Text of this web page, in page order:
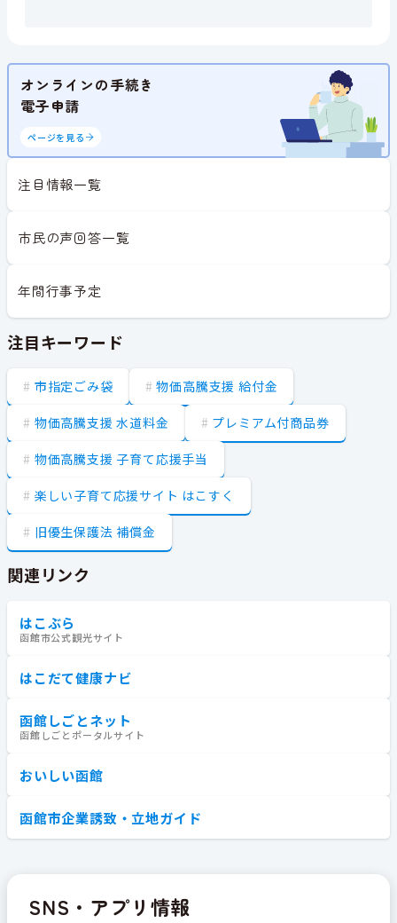
オンラインの手続き
電子申請
ページを見る
注目情報一覧
市民の声回答一覧
年間行事予定
注目キーワード
市指定ごみ袋 物価高騰支援 給付金
物価高騰支援 水道料金 プレミアム付商品券
物価高騰支援 子育て応援手当
楽しい子育て応援サイト はこすく
旧優生保護法 補償金
関連リンク
はこぶら
函館市公式観光サイト
はこだて健康ナビ
函館しごとネット
函館しごとポータルサイト
おいしい函館
函館市企業誘致・立地ガイド
SNS・アプリ情報